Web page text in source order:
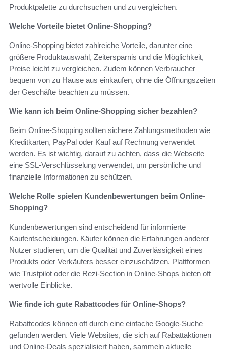
Produktpalette zu durchsuchen und zu vergleichen.
Welche Vorteile bietet Online-Shopping?
Online-Shopping bietet zahlreiche Vorteile, darunter eine
größere Produktauswahl, Zeitersparnis und die Möglichkeit,
Preise leicht zu vergleichen. Zudem können Verbraucher
bequem von zu Hause aus einkaufen, ohne die Öffnungszeiten
der Geschäfte beachten zu müssen.
Wie kann ich beim Online-Shopping sicher bezahlen?
Beim Online-Shopping sollten sichere Zahlungsmethoden wie
Kreditkarten, PayPal oder Kauf auf Rechnung verwendet
werden. Es ist wichtig, darauf zu achten, dass die Webseite
eine SSL-Verschlüsselung verwendet, um persönliche und
finanzielle Informationen zu schützen.
Welche Rolle spielen Kundenbewertungen beim Online-
Shopping?
Kundenbewertungen sind entscheidend für informierte
Kaufentscheidungen. Käufer können die Erfahrungen anderer
Nutzer studieren, um die Qualität und Zuverlässigkeit eines
Produkts oder Verkäufers besser einzuschätzen. Plattformen
wie Trustpilot oder die Rezi-Section in Online-Shops bieten oft
wertvolle Einblicke.
Wie finde ich gute Rabattcodes für Online-Shops?
Rabattcodes können oft durch eine einfache Google-Suche
gefunden werden. Viele Websites, die sich auf Rabattaktionen
und Online-Deals spezialisiert haben, sammeln aktuelle